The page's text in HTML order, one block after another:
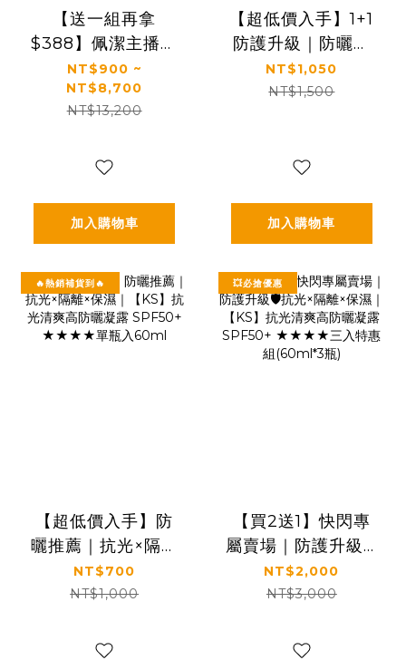
【送一組再拿
$388】佩潔主播推
薦🔥熱銷必買組｜
【KS】凍齡奇肌活
膚露/全效精華/精華
NT$900 ~
NT$8,700
NT$13,200
加入購物車
【超低價入手】1+1
防護升級｜防曬＋
蘆薈一次帶走｜
【KS】1+1完整呵護
★★★★
舒緩凝膠150ml*1)
NT$1,050
NT$1,500
加入購物車
🔥熱銷補貨到🔥
【超低價入手】防
曬推薦｜抗光×隔離
×保濕｜【KS】抗
光清爽高防曬凝露
單瓶入60ml
NT$700
NT$1,000
💥必搶優惠
【買2送1】快閃專
屬賣場｜防護升級🛡️
抗光×隔離×保濕｜
【KS】抗光清爽高
★★★★三入特惠
NT$2,000
NT$3,000